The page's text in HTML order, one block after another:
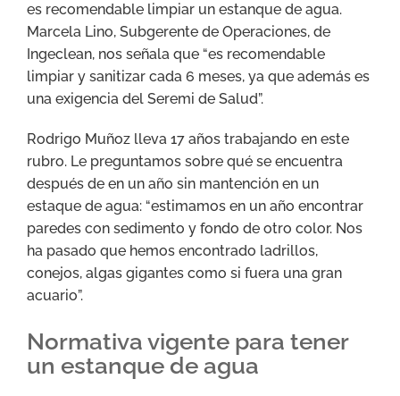
es recomendable limpiar un estanque de agua.
Marcela Lino, Subgerente de Operaciones, de
Ingeclean, nos señala que “es recomendable
limpiar y sanitizar cada 6 meses, ya que además es
una exigencia del Seremi de Salud”.
Rodrigo Muñoz lleva 17 años trabajando en este
rubro. Le preguntamos sobre qué se encuentra
después de en un año sin mantención en un
estaque de agua: “estimamos en un año encontrar
paredes con sedimento y fondo de otro color. Nos
ha pasado que hemos encontrado ladrillos,
conejos, algas gigantes como si fuera una gran
acuario”.
Normativa vigente para tener
un estanque de agua